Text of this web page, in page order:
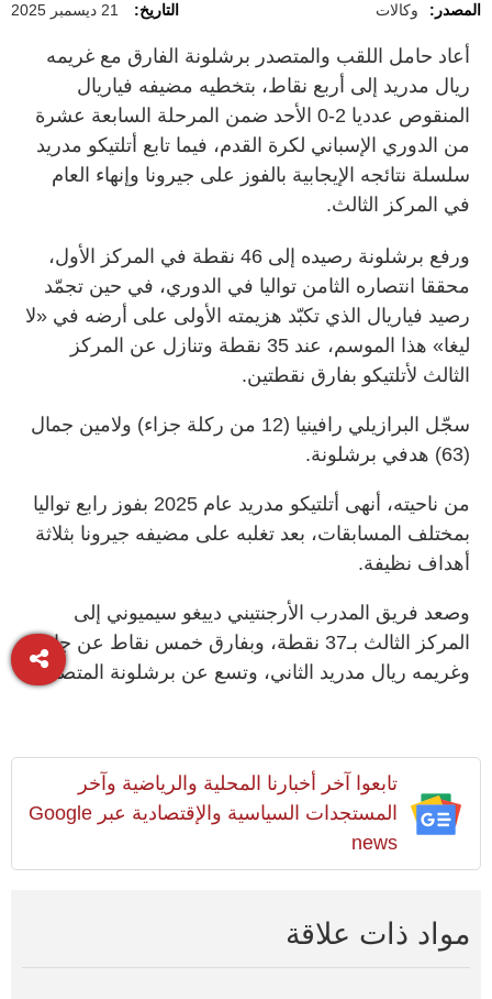
المصدر: وكالات التاريخ: 21 ديسمبر 2025
أعاد حامل اللقب والمتصدر برشلونة الفارق مع غريمه
ريال مدريد إلى أربع نقاط، بتخطيه مضيفه فياريال
المنقوص عدديا 2-0 الأحد ضمن المرحلة السابعة عشرة
من الدوري الإسباني لكرة القدم، فيما تابع أتلتيكو مدريد
سلسلة نتائجه الإيجابية بالفوز على جيرونا وإنهاء العام
في المركز الثالث.
ورفع برشلونة رصيده إلى 46 نقطة في المركز الأول،
محققا انتصاره الثامن تواليا في الدوري، في حين تجمّد
رصيد فياريال الذي تكبّد هزيمته الأولى على أرضه في «لا
ليغا» هذا الموسم، عند 35 نقطة وتنازل عن المركز
الثالث لأتلتيكو بفارق نقطتين.
سجّل البرازيلي رافينيا (12 من ركلة جزاء) ولامين جمال
(63) هدفي برشلونة.
من ناحيته، أنهى أتلتيكو مدريد عام 2025 بفوز رابع تواليا
بمختلف المسابقات، بعد تغلبه على مضيفه جيرونا بثلاثة
أهداف نظيفة.
وصعد فريق المدرب الأرجنتيني دييغو سيميوني إلى
المركز الثالث بـ37 نقطة، وبفارق خمس نقاط عن جاره
وغريمه ريال مدريد الثاني، وتسع عن برشلونة المتصدر.
تابعوا آخر أخبارنا المحلية والرياضية وآخر
المستجدات السياسية والإقتصادية عبر Google
news
مواد ذات علاقة